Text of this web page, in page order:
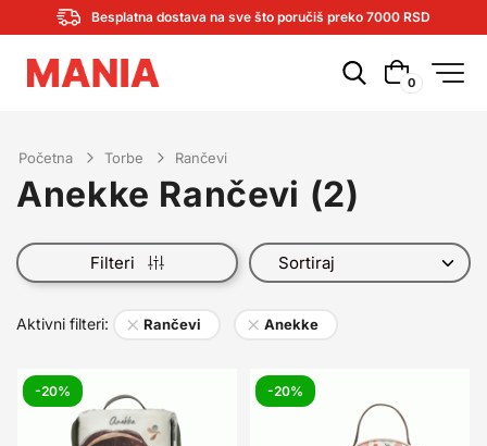
Besplatna dostava na sve što poručiš preko 7000 RSD
0
Početna Torbe Rančevi
Anekke Rančevi (2)
Filteri
Aktivni filteri: × Rančevi × Anekke
-20% -20%